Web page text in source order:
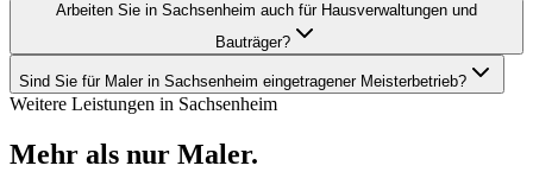
Arbeiten Sie in Sachsenheim auch für Hausverwaltungen und
Bauträger?
Sind Sie für Maler in Sachsenheim eingetragener Meisterbetrieb?
Weitere Leistungen in Sachsenheim
Mehr als nur Maler.